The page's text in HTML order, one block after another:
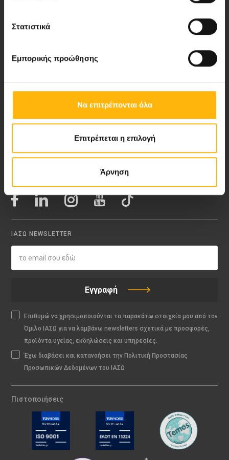
Στατιστικά
Εμπορικής προώθησης
Να επιτρέπονται όλα
Επιτρέπεται η επιλογή
Άρνηση
Video Gallery
My Life Magazine
ΙΑΣΩ NEWSLETTER
Εγγραφή
Επιθυμώ να χρησιμοποιούνται τα παρακάτω στοιχεία μου από τον
Όμιλο ΙΑΣΩ για να λαμβάνω newsletters σχετικά με προσφορές,
προϊόντα υγείας, εκδηλώσεις και υπηρεσίες.
Έχω διαβάσει και κατανοήσει την Πολιτική Προστασίας
Προσωπικών Δεδομένων του ΙΑΣΩ
Πιστοποιήσεις